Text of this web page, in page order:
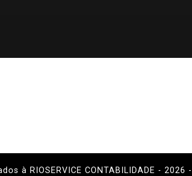
à RIOSERVICE CONTABILIDADE -